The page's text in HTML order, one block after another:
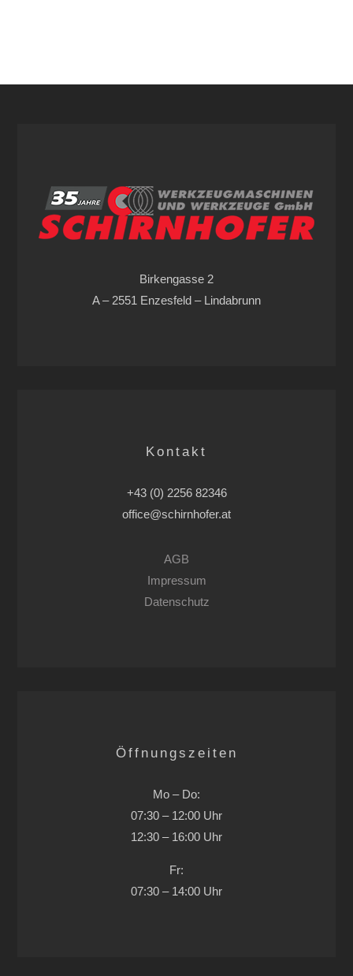
Birkengasse 2
A – 2551 Enzesfeld – Lindabrunn
Kontakt
+43 (0) 2256 82346
office@schirnhofer.at
AGB
Impressum
Datenschutz
Öffnungszeiten
Mo – Do:
07:30 – 12:00 Uhr
12:30 – 16:00 Uhr
Fr:
07:30 – 14:00 Uhr